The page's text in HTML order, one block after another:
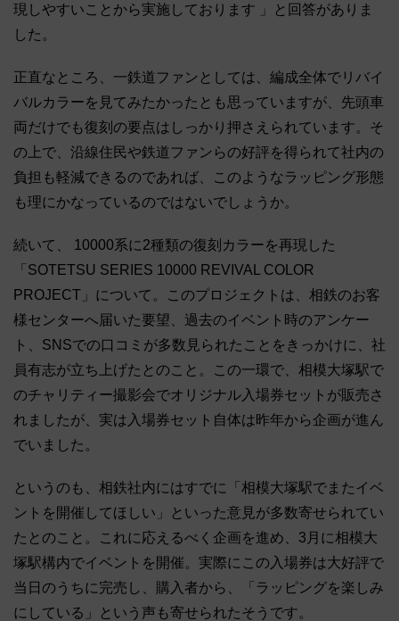
現しやすいことから実施しております 」と回答がありま
した。
正直なところ、一鉄道ファンとしては、編成全体でリバイ
バルカラーを見てみたかったとも思っていますが、先頭車
両だけでも復刻の要点はしっかり押さえられています。そ
の上で、沿線住民や鉄道ファンらの好評を得られて社内の
負担も軽減できるのであれば、このようなラッピング形態
も理にかなっているのではないでしょうか。
続いて、 10000系に2種類の復刻カラーを再現した
「SOTETSU SERIES 10000 REVIVAL COLOR
PROJECT」について。このプロジェクトは、相鉄のお客
様センターへ届いた要望、過去のイベント時のアンケー
ト、SNSでの口コミが多数見られたことをきっかけに、社
員有志が立ち上げたとのこと。この一環で、相模大塚駅で
のチャリティー撮影会でオリジナル入場券セットが販売さ
れましたが、実は入場券セット自体は昨年から企画が進ん
でいました。
というのも、相鉄社内にはすでに「相模大塚駅でまたイベ
ントを開催してほしい」といった意見が多数寄せられてい
たとのこと。これに応えるべく企画を進め、3月に相模大
塚駅構内でイベントを開催。実際にこの入場券は大好評で
当日のうちに完売し、購入者から、「ラッピングを楽しみ
にしている」という声も寄せられたそうです。